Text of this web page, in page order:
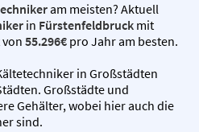
am meisten? Aktuell
in Fürstenfeldbruck mit
55.296€ pro Jahr am besten.
in Großstädten
Großstädte und
Gehälter, wobei hier auch die
sind.